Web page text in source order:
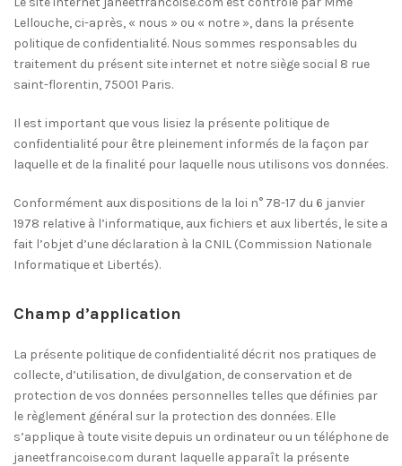
Lellouche, ci-après, « nous » ou « notre », dans la présente
politique de confidentialité. Nous sommes responsables du
traitement du présent site internet et notre siège social 8 rue
saint-florentin, 75001 Paris.
Il est important que vous lisiez la présente politique de
confidentialité pour être pleinement informés de la façon par
laquelle et de la finalité pour laquelle nous utilisons vos données.
Conformément aux dispositions de la loi n° 78-17 du 6 janvier
1978 relative à l’informatique, aux fichiers et aux libertés, le site a
fait l’objet d’une déclaration à la CNIL (Commission Nationale
Informatique et Libertés).
Champ d’application
La présente politique de confidentialité décrit nos pratiques de
collecte, d’utilisation, de divulgation, de conservation et de
protection de vos données personnelles telles que définies par
le règlement général sur la protection des données. Elle
s’applique à toute visite depuis un ordinateur ou un téléphone de
janeetfrancoise.com durant laquelle apparaît la présente